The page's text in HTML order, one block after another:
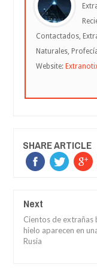
Contactados,
Naturales,
Website:
SHARE ARTICLE
Next
Cientos de extrañas
hielo aparecen en
Rusia